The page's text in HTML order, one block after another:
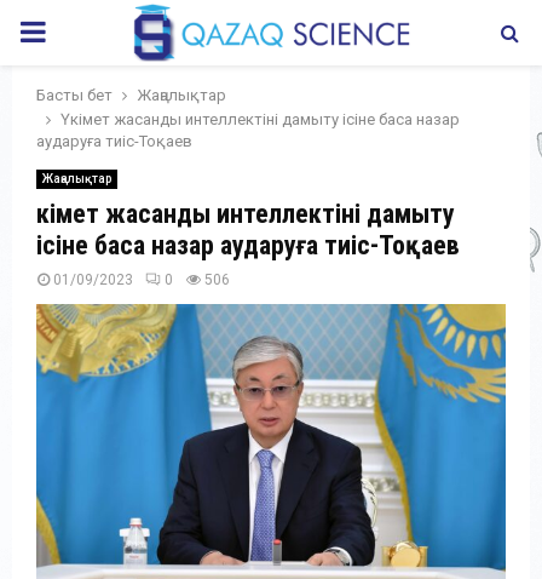
PRIMARY
MENU
Басты бет
Жаңалықтар
Үкімет жасанды интеллектіні дамыту ісіне баса назар
аударуға тиіс-Тоқаев
Жаңалықтар
Үкімет жасанды интеллектіні дамыту
ісіне баса назар аударуға тиіс-Тоқаев
01/09/2023 0 506